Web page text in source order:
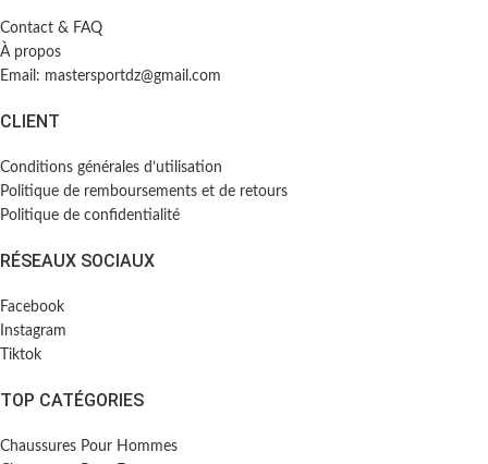
Contact & FAQ
À propos
Email: mastersportdz@gmail.com
CLIENT
Conditions générales d’utilisation
Politique de remboursements et de retours
Politique de confidentialité
RÉSEAUX SOCIAUX
Facebook
Instagram
Tiktok
TOP CATÉGORIES
Chaussures Pour Hommes